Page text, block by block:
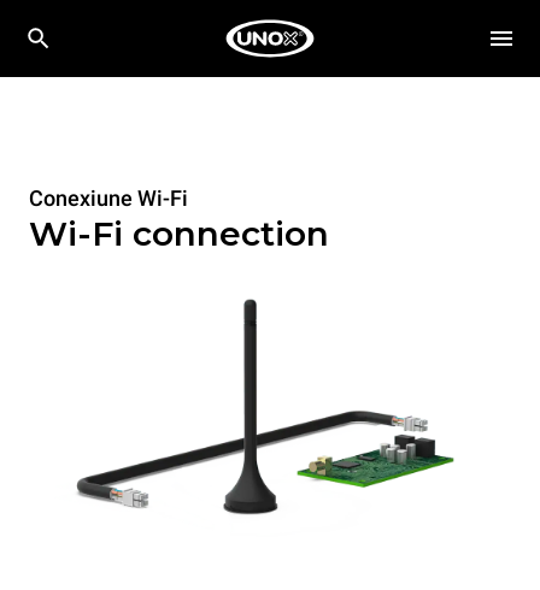
Conexiune Wi-Fi
Wi-Fi connection